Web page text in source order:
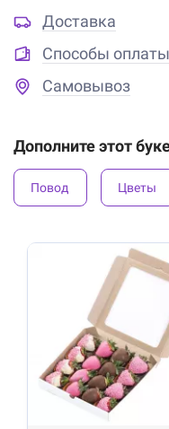
Доставка
Способы оплаты
Самовывоз
Дополните этот
Повод Цветы